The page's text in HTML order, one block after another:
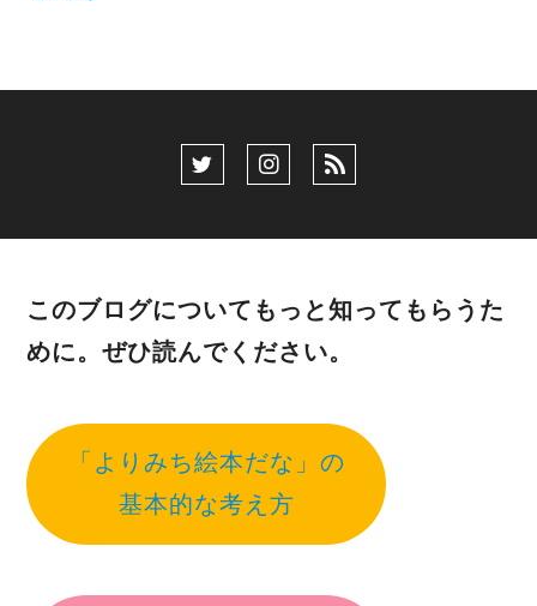
このブログについてもっと知ってもらうた
めに。ぜひ読んでください。
「よりみち絵本だな」の
基本的な考え方